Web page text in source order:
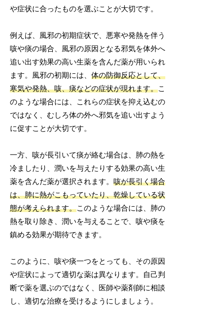
や症状に合ったものを選ぶことが大切です。
例えば、風邪の初期症状で、悪寒や発熱を伴う
咳や痰の場合、風邪の原因となる邪気を体外へ
追い出す効果の高い生薬を含んだ薬が用いられ
ます。風邪の初期には、体の防御反応として、
寒気や発熱、咳、痰などの症状が現れます。こ
のような場合には、これらの症状を抑え込むの
ではなく、むしろ体の外へ邪気を追い出すよう
に促すことが大切です。
一方、咳が長引いて痰が絡む場合は、肺の熱を
冷ましたり、潤いを与えたりする効果の高い生
薬を含んだ薬が選択されます。咳が長引く場合
は、肺に熱がこもっていたり、乾燥している状
態が考えられます。このような場合には、肺の
熱を取り除き、潤いを与えることで、咳や痰を
鎮める効果が期待できます。
このように、咳や痰一つをとっても、その原因
や症状によって適切な薬は異なります。自己判
断で薬を選ぶのではなく、医師や薬剤師に相談
し、適切な治療を受けるようにしましょう。